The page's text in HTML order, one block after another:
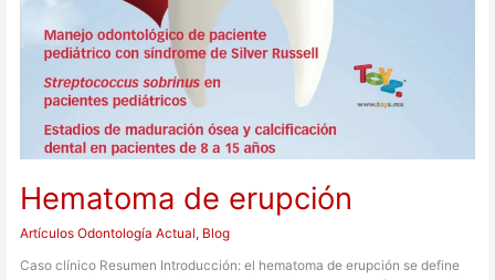
Hematoma de erupción
Artículos Odontología Actual, Blog
Caso clínico Resumen Introducción: el hematoma de erupción se define